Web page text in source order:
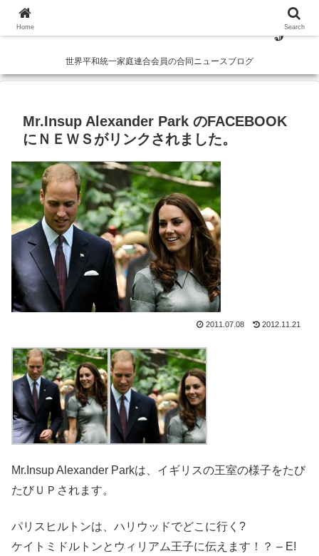
世界平和統一家庭連合会員の合同ニュースブログ
Mr.Insup Alexander Park のFACEBOOK
にＮＥＷＳがリンクされました。
2011.07.08 2012.11.21
Mr.Insup Alexander Parkは、イギリスの王室の様子をたび
たびＵＰされます。
パリスヒルトンは、ハリウッドでどこに行く?
ケイトミドルトンとウィリアム王子に伝えます！？ – E!
Home Search